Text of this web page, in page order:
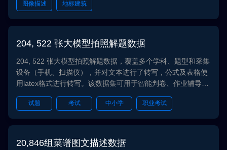
度、不同距离、不同时间段的地标信息。地标类型包括多种类
型的地标建筑，比如商业大厦、古老建筑、纪念碑、图书馆、
地点、地标分类、地标描述进行标注。数据可用于地标建筑识
图像描述 地标建筑
204, 522 张大模型拍照解题数据
204, 522 张大模型拍照解题数据，覆盖多个学科、题型和采集
设备（手机、扫描仪），并对文本进行了转写，公式及表格使
用latex格式进行转写。该数据集可用于智能判卷、作业辅导等
任务。我们严格遵循数据保护法规和隐私规定，确保数据采
集、存储和使用的过程中维护用户的隐私和合法权益，所有数
据均遵循GDPR, CCPA, PIPL。
试题 考试 中小学 职业考试
20,846组菜谱图文描述数据